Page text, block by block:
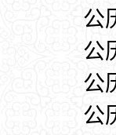
公
公
公
公